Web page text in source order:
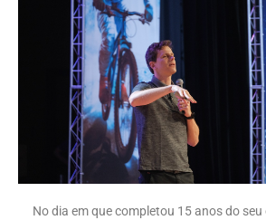
No dia em que completou 15 anos do